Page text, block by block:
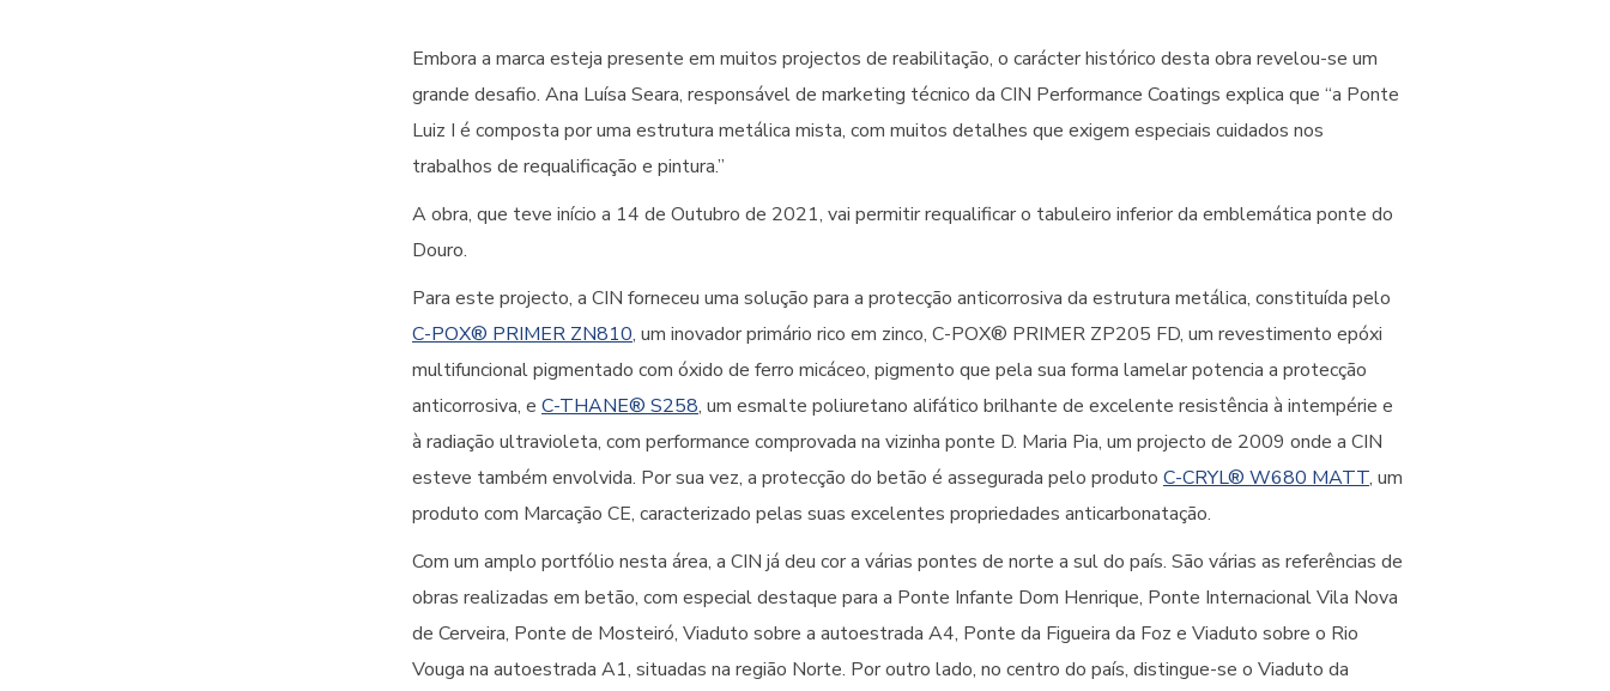
Embora a marca esteja presente em muitos projectos de reabilitação, o carácter histórico desta obra revelou-se um
grande desafio. Ana Luísa Seara, responsável de marketing técnico da CIN Performance Coatings explica que “a Ponte
Luiz I é composta por uma estrutura metálica mista, com muitos detalhes que exigem especiais cuidados nos
trabalhos de requalificação e pintura.”
A obra, que teve início a 14 de Outubro de 2021, vai permitir requalificar o tabuleiro inferior da emblemática ponte do
Douro.
Para este projecto, a CIN forneceu uma solução para a protecção anticorrosiva da estrutura metálica, constituída pelo
C-POX® PRIMER ZN810, um inovador primário rico em zinco, C-POX® PRIMER ZP205 FD, um revestimento epóxi
multifuncional pigmentado com óxido de ferro micáceo, pigmento que pela sua forma lamelar potencia a protecção
anticorrosiva, e C-THANE® S258, um esmalte poliuretano alifático brilhante de excelente resistência à intempérie e
à radiação ultravioleta, com performance comprovada na vizinha ponte D. Maria Pia, um projecto de 2009 onde a CIN
esteve também envolvida. Por sua vez, a protecção do betão é assegurada pelo produto C-CRYL® W680 MATT, um
produto com Marcação CE, caracterizado pelas suas excelentes propriedades anticarbonatação.
Com um amplo portfólio nesta área, a CIN já deu cor a várias pontes de norte a sul do país. São várias as referências de
obras realizadas em betão, com especial destaque para a Ponte Infante Dom Henrique, Ponte Internacional Vila Nova
de Cerveira, Ponte de Mosteiró, Viaduto sobre a autoestrada A4, Ponte da Figueira da Foz e Viaduto sobre o Rio
Vouga na autoestrada A1, situadas na região Norte. Por outro lado, no centro do país, distingue-se o Viaduto da